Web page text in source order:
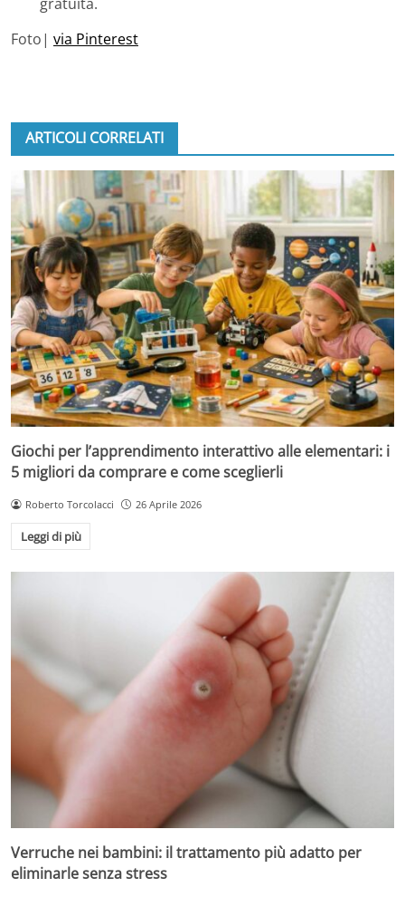
Foto| via Pinterest
ARTICOLI CORRELATI
Giochi per l’apprendimento interattivo alle elementari: i
5 migliori da comprare e come sceglierli
Roberto Torcolacci 26 Aprile 2026
Leggi di più
Verruche nei bambini: il trattamento più adatto per
eliminarle senza stress